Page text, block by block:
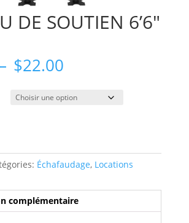
DE SOUTIEN 6’6″
– $22.00Plage
prix :
$16.00
Échafaudage, Locations
complémentaire